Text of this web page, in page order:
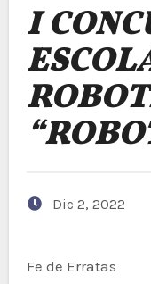
I
Dic 2, 2022
Fe de Erratas